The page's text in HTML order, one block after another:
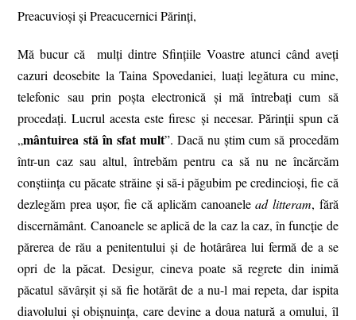
Preacuvioși și Preacucernici Părinți,
Mă bucur că mulți dintre Sfințiile Voastre atunci când aveți
cazuri deosebite la Taina Spovedaniei, luați legătura cu mine,
telefonic sau prin poșta electronică și mă întrebați cum să
procedați. Lucrul acesta este firesc și necesar. Părinții spun că
„mântuirea stă în sfat mult”. Dacă nu știm cum să procedăm
într-un caz sau altul, întrebăm pentru ca să nu ne încărcăm
conștiința cu păcate străine și să-i păgubim pe credincioși, fie că
dezlegăm prea ușor, fie că aplicăm canoanelead litteram, fără
discernământ. Canoanele se aplică de la caz la caz, în funcție de
părerea de rău a penitentului și de hotârârea lui fermă de a se
opri de la păcat. Desigur, cineva poate să regrete din inimă
păcatul săvârșit și să fie hotărât de a nu-l mai repeta, dar ispita
diavolului și obișnuința, care devine a doua natură a omului, îl